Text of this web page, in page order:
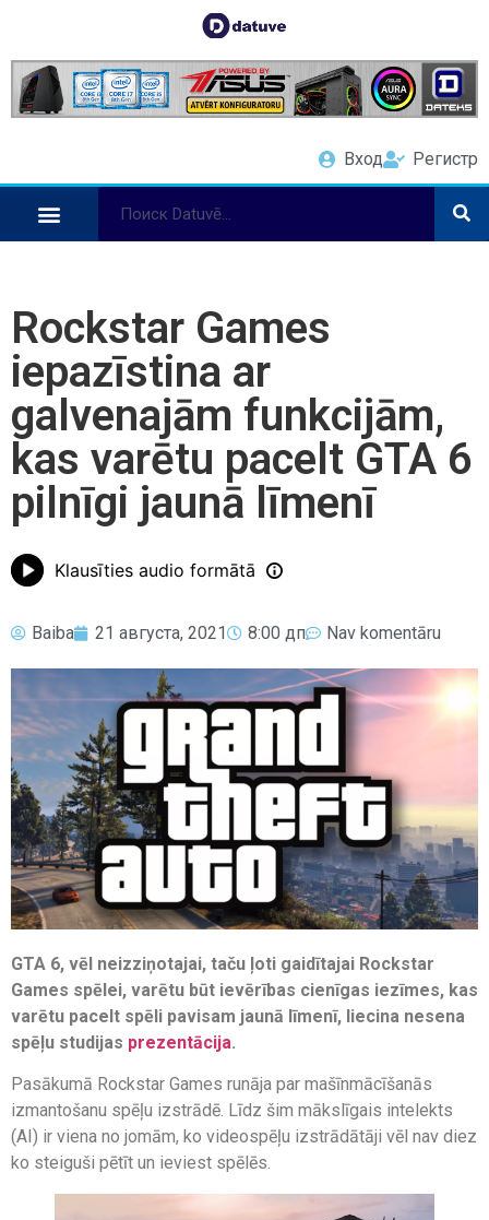
Вход Регистр
Rockstar Games
iepazīstina ar
galvenajām funkcijām,
kas varētu pacelt GTA 6
pilnīgi jaunā līmenī
Klausīties audio formātā
Baiba 21 августа, 2021 8:00 дп Nav komentāru
GTA 6, vēl neizziņotajai, taču ļoti gaidītajai Rockstar
Games spēlei, varētu būt ievērības cienīgas iezīmes, kas
varētu pacelt spēli pavisam jaunā līmenī, liecina nesena
spēļu studijas prezentācija.
Pasākumā Rockstar Games runāja par mašīnmācīšanās
izmantošanu spēļu izstrādē. Līdz šim mākslīgais intelekts
(AI) ir viena no jomām, ko videospēļu izstrādātāji vēl nav diez
ko steiguši pētīt un ieviest spēlēs.